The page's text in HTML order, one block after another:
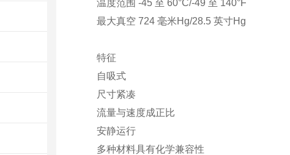
温度范围 -45 至 60°C/-49 至 140°F
最大真空 724 毫米Hg/28.5 英寸Hg
特征
自吸式
尺寸紧凑
流量与速度成正比
安静运行
多种材料具有化学兼容性